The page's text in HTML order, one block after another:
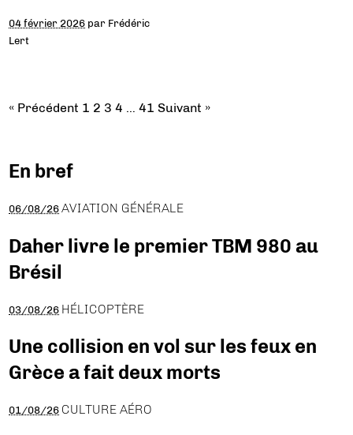
04 février 2026 par Frédéric
Lert
« Précédent 1 2 3 4 … 41 Suivant »
En bref
06/08/26 AVIATION GÉNÉRALE
Daher livre le premier TBM 980 au
Brésil
03/08/26 HÉLICOPTÈRE
Une collision en vol sur les feux en
Grèce a fait deux morts
01/08/26 CULTURE AÉRO